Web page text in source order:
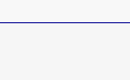
liens du site